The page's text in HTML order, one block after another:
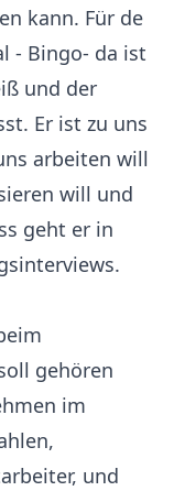
kann. Für de
- Bingo- da ist
und der
Er ist zu uns
arbeiten will
will und
geht er in
gehören
im
und